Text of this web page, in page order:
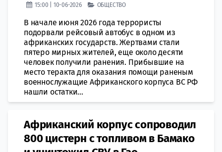
15:00 | 10-06-2026 ОБЩЕСТВО
В начале июня 2026 года террористы
подорвали рейсовый автобус в одном из
африканских государств. Жертвами стали
пятеро мирных жителей, еще около десяти
человек получили ранения. Прибывшие на
место теракта для оказания помощи раненым
военнослужащие Африканского корпуса ВС РФ
нашли остатки...
Африканский корпус сопроводил
800 цистерн с топливом в Бамако